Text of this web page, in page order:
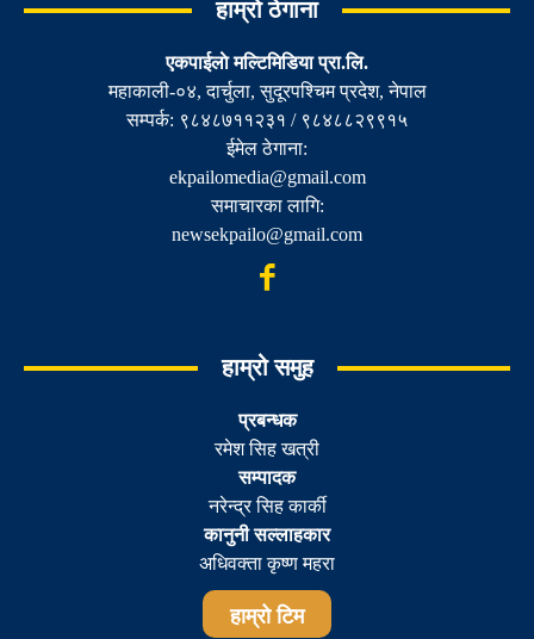
हाम्रो ठेगाना
एकपाईलाे मल्टिमिडिया प्रा.लि.
महाकाली-०४, दार्चुला, सुदूरपश्चिम प्रदेश, नेपाल
सम्पर्क: ९८४८७११२३१ / ९८४८८२९९१५
ईमेल ठेगाना:
ekpailomedia@gmail.com
समाचारका लागि:
newsekpailo@gmail.com
हाम्रो समुह
प्रबन्धक
रमेश सिह खत्री
सम्पादक
नरेन्द्र सिह कार्की
कानुनी सल्लाहकार
अधिवक्ता कृष्ण महरा
हाम्रो टिम